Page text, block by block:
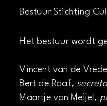
Bestuur Stichting
Het bestuur wordt
Vincent van de
Bert de Raaf,
Maartje van Meijel,